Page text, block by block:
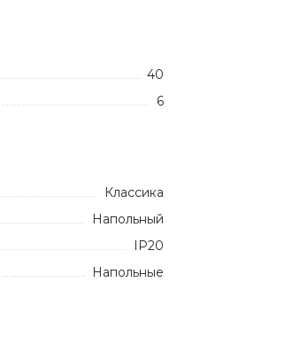
40
6
Классика
Напольный
IP20
Напольные